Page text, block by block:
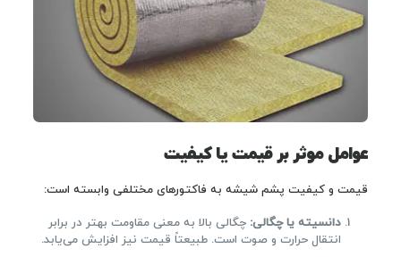
عوامل موثر بر قیمت یا کیفیت
قیمت و کیفیت پشم شیشه به فاکتورهای مختلفی وابسته است:
دانسیته یا چگالی: چگالی بالا به معنی مقاومت بهتر در برابر
انتقال حرارت و صوت است. طبیعتاً قیمت نیز افزایش می‌یابد.